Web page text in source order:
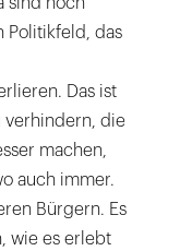
Politikfeld, das
Das ist
verhindern, die
machen,
auch immer.
Bürgern. Es
wie es erlebt